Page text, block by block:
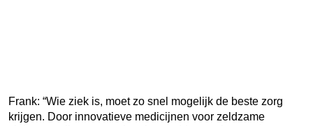
Frank: “Wie ziek is, moet zo snel mogelijk de beste zorg
krijgen. Door innovatieve medicijnen voor zeldzame